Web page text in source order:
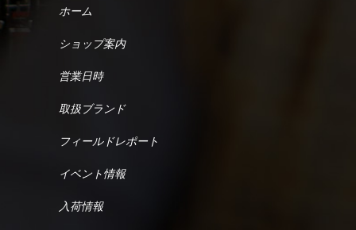
ホーム
ショップ案内
営業日時
取扱ブランド
フィールドレポート
イベント情報
入荷情報